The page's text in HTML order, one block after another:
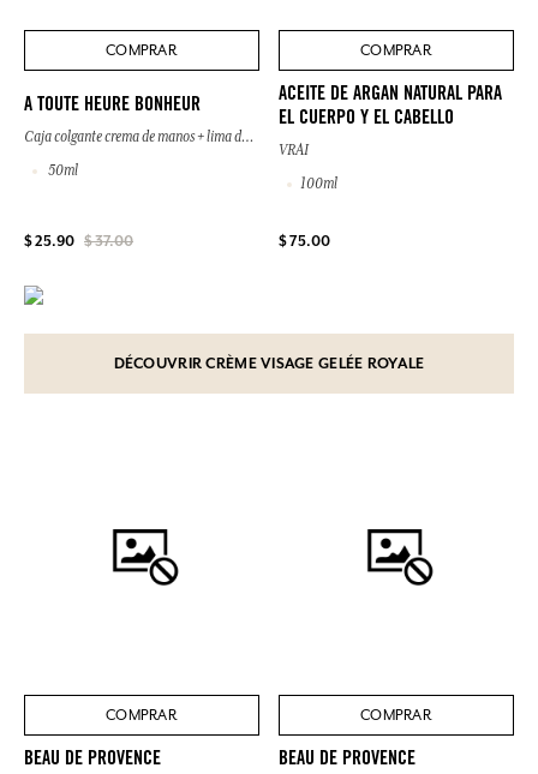
COMPRAR
A TOUTE HEURE BONHEUR
Caja colgante crema de manos + lima de uñas
50ml
$ 25.90 $ 37.00
COMPRAR
ACEITE DE ARGAN NATURAL PARA
EL CUERPO Y EL CABELLO
VRAI
100ml
$ 75.00
DÉCOUVRIR CRÈME VISAGE GELÉE ROYALE
COMPRAR
BEAU DE PROVENCE
COMPRAR
BEAU DE PROVENCE